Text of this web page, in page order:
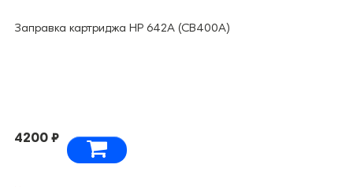
Заправка картриджа HP 642A (CB400A)
4200 ₽